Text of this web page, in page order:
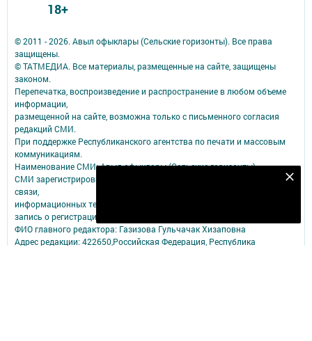
© 2011 - 2026. Авыл офыклары (Сельские горизонты). Все права
защищены.
© ТАТМЕДИА. Все материалы, размещенные на сайте, защищены
законом.
Перепечатка, воспроизведение и распространение в любом объеме
информации,
размещенной на сайте, возможна только с письменного согласия
редакций СМИ.
При поддержке Республиканского агентства по печати и массовым
коммуникациям.
Наименование СМИ: Авыл офыклары (Сельские горизонты)
СМИ зарегистрировано Федеральной службой по надзору в сфере
связи,
информационных технологий и массовых коммуникаций
запись о регистрации СМИ ЭЛ № ФС 77 - 90151 от 07.10.2025
ФИО главного редактора: Газизова Гульчачак Хизаповна
Адрес редакции: 422650,Российская Федерация, Республика
18+